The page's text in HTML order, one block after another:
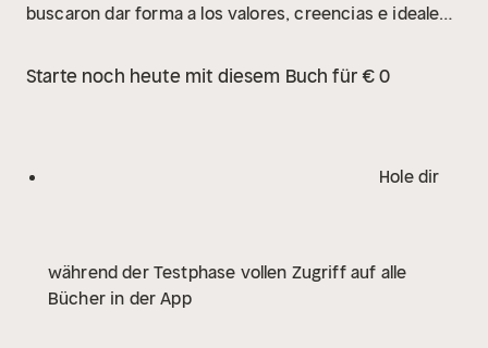
buscaron dar forma a los valores, creencias e ideales
nacional y estatal.
Este profundo estudio identifica el
actualizándose, tanto en el plano cultural como
comprender rasgos esenciales de la cultura chilena. La
búsqueda y la recuperación de ciertos "órdenes" en la
Starte noch heute mit diesem Buch für € 0
Hole dir
während der Testphase vollen Zugriff auf alle
Bücher in der App